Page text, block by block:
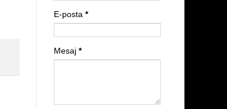
E-posta *
Mesaj *